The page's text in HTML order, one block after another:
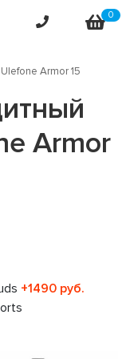
0
Armor 15
Armor
+1490 руб.